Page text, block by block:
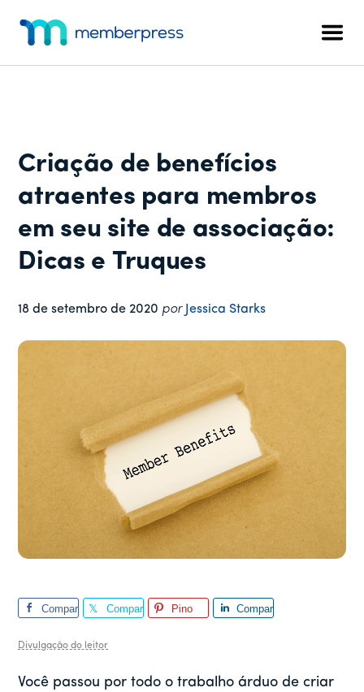
para
conteúdo
para
barra
para
rodapé
adicional
completo
para
WordPress
Criação de benefícios
atraentes para membros
em seu site de associação:
Dicas e Truques
18 de setembro de 2020 por Jessica Starks
Compar
Compar
Pino
Compar
Divulgação do leitor
Você passou por todo o trabalho árduo de criar